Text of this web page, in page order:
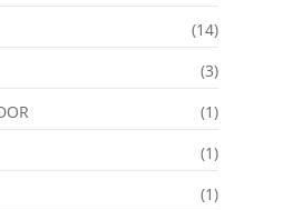
(14)
(3)
(1)
(1)
(1)